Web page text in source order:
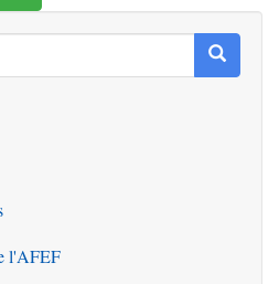
l'AFEF